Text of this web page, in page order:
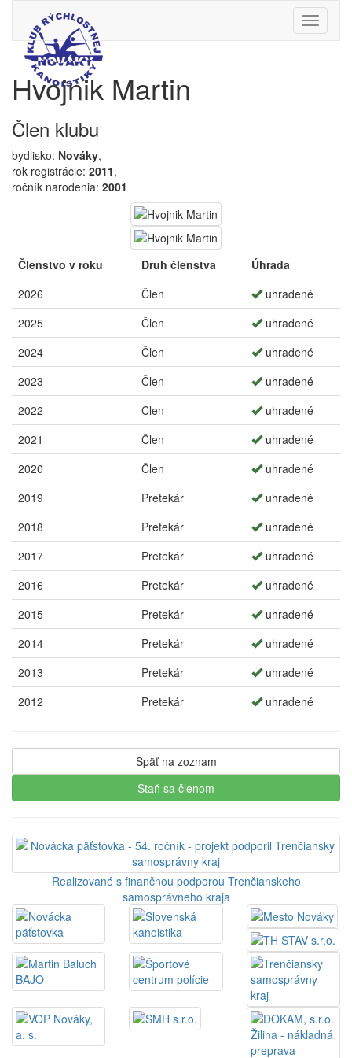
Toggle
Hvojnik Martin
Člen klubu
bydlisko: Nováky,
rok registrácie: 2011,
ročník narodenia: 2001
Členstvo v roku Druh členstva
Úhrada
2026
Člen
uhradené
2025
Člen
uhradené
2024
Člen
uhradené
2023
Člen
uhradené
2022
Člen
uhradené
2021
Člen
uhradené
2020
Člen
uhradené
2019
Pretekár
uhradené
2018
Pretekár
uhradené
2017
Pretekár
uhradené
2016
Pretekár
uhradené
2015
Pretekár
uhradené
2014
Pretekár
uhradené
2013
Pretekár
uhradené
2012
Pretekár uhradené
Späť na zoznam
Staň sa členom
Realizované s finančnou podporou Trenčianskeho
samosprávneho kraja